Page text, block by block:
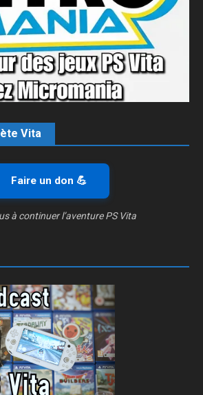
Vita
Faire un don 💪
à continuer l’aventure PS Vita